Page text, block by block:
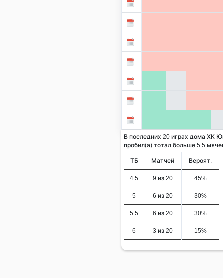
В последних 20 играх дома ХК
пробил(а) тотал больше 5.5
ТБ Матчей Вероят.
4.5 9 из 20 45%
5 6 из 20 30%
5.5 6 из 20 30%
6 3 из 20 15%